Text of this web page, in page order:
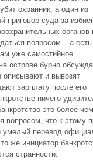
охранник, а один из
приговор суда за
органов
вопросом – а
уже самостийное
острове бурно
описывают и вывозят
зарплату после его
ничего
это более чем
вопросом, что к этому
умелый перевод
же инициатор
странности.